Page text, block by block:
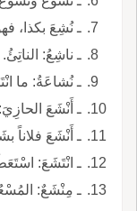
ـ نُشِعَ بكذا،
ـ ناشِعُ: الناتِئُ.
ـ نُشاعَةُ: ما
ـ أَنْشَعَ
ـ أَنْشَعَ فلاناً
ـ انْتَشَعَ:
ـ مِنْشَعٌ: